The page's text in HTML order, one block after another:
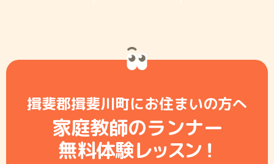
揖斐郡揖斐川町にお住まいの方へ
家庭教師のランナー
無料体験レッスン！